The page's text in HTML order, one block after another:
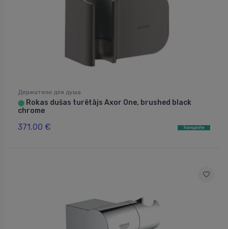
Держатели для душа
⬤ Rokas dušas turētājs Axor One, brushed black
chrome
371.00 €